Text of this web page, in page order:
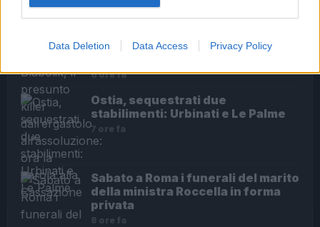
Data Deletion Data Access Privacy Policy
Sette anni fa l’omicidio Diabolik, il
all’assoluzione: ora la parola alla
6 ore fa
Ostia, sequestrati due
stabilimenti: Urbinati e Le Palme
7 ore fa
Sabato a Roma i funerali del marito
della ministra Roccella in forma
privata
8 ore fa